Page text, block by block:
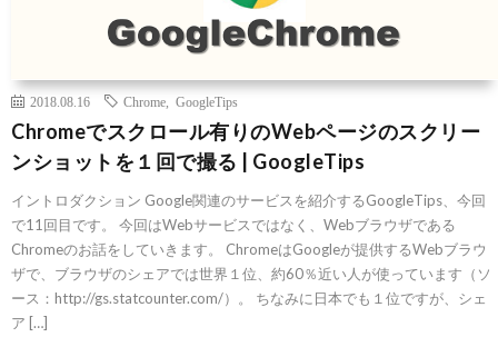
2018.08.16 Chrome GoogleTips
Chromeでスクロール有りのWebページのスクリー
ンショットを１回で撮る | GoogleTips
イントロダクション Google関連のサービスを紹介するGoogleTips、今回
で11回目です。 今回はWebサービスではなく、Webブラウザである
Chromeのお話をしていきます。 ChromeはGoogleが提供するWebブラウ
ザで、ブラウザのシェアでは世界１位、約60％近い人が使っています（ソ
ース：http://gs.statcounter.com/）。 ちなみに日本でも１位ですが、シェ
ア […]